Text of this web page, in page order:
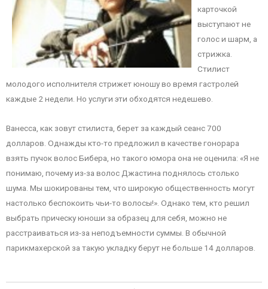
карточкой
выступают не
голос и шарм, а
стрижка.
Стилист
молодого исполнителя стрижет юношу во время гастролей
каждые 2 недели. Но услуги эти обходятся недешево.
Ванесса, как зовут стилиста, берет за каждый сеанс 700
долларов. Однажды кто-то предложил в качестве гонорара
взять пучок волос Бибера, но такого юмора она не оценила: «Я не
понимаю, почему из-за волос Джастина поднялось столько
шума. Мы шокированы тем, что широкую общественность могут
настолько беспокоить чьи-то волосы!». Однако тем, кто решил
выбрать прическу юноши за образец для себя, можно не
расстраиваться из-за неподъемности суммы. В обычной
парикмахерской за такую укладку берут не больше 14 долларов.